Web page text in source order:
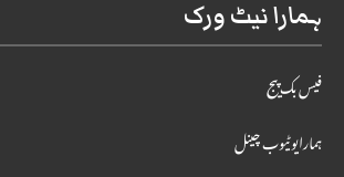
ہمارا نیٹ ورک
فیس بک پیج
ہمارایوٹیوب چینل